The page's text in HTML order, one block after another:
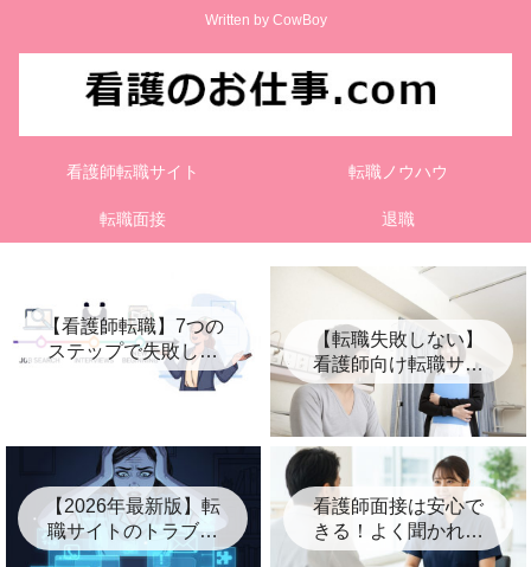
Written by CowBoy
看護師転職サイト 転職ノウハウ
転職面接 退職
【看護師転職】7つの
ステップで失敗しな
い進め方を徹底解説
【転職失敗しない】
看護師向け転職サイ
ト比較5選【おすす
め】
【2026年最新版】転
職サイトのトラブル
に注意！知らないと
看護師面接は安心で
きる！よく聞かれる
質問と答え方・逆質